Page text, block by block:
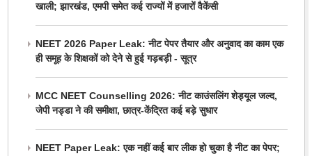
खाली; झारखंड, एमपी समेत कई राज्यों में हजारों वैकेंसी
NEET 2026 Paper Leak: नीट पेपर तैयार और अनुवाद का काम एक
ही समूह के शिक्षकों को देने से हुई गड़बड़ी - सूत्र
MCC NEET Counselling 2026: नीट काउंसलिंग शेड्यूल जल्द,
जेपी नड्डा ने की समीक्षा, छात्र-केंद्रित कई बड़े सुधार
NEET Paper Leak: एक नहीं कई बार लीक हो चुका है नीट का पेपर;